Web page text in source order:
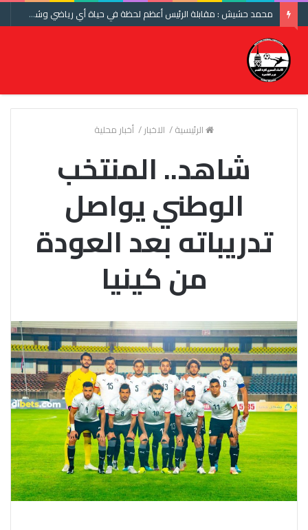
محمد حشيش : مقابلة الرئيس أعظم لحظة في حياة أي رياضي وشكرا اتحاد الكرة ومنتخب مصر
الرئيسية/ الاخبار/ أخبار محلية
شاهد.. المنتخب
الوطني يواصل
تدريباته بعد العودة
من كينيا